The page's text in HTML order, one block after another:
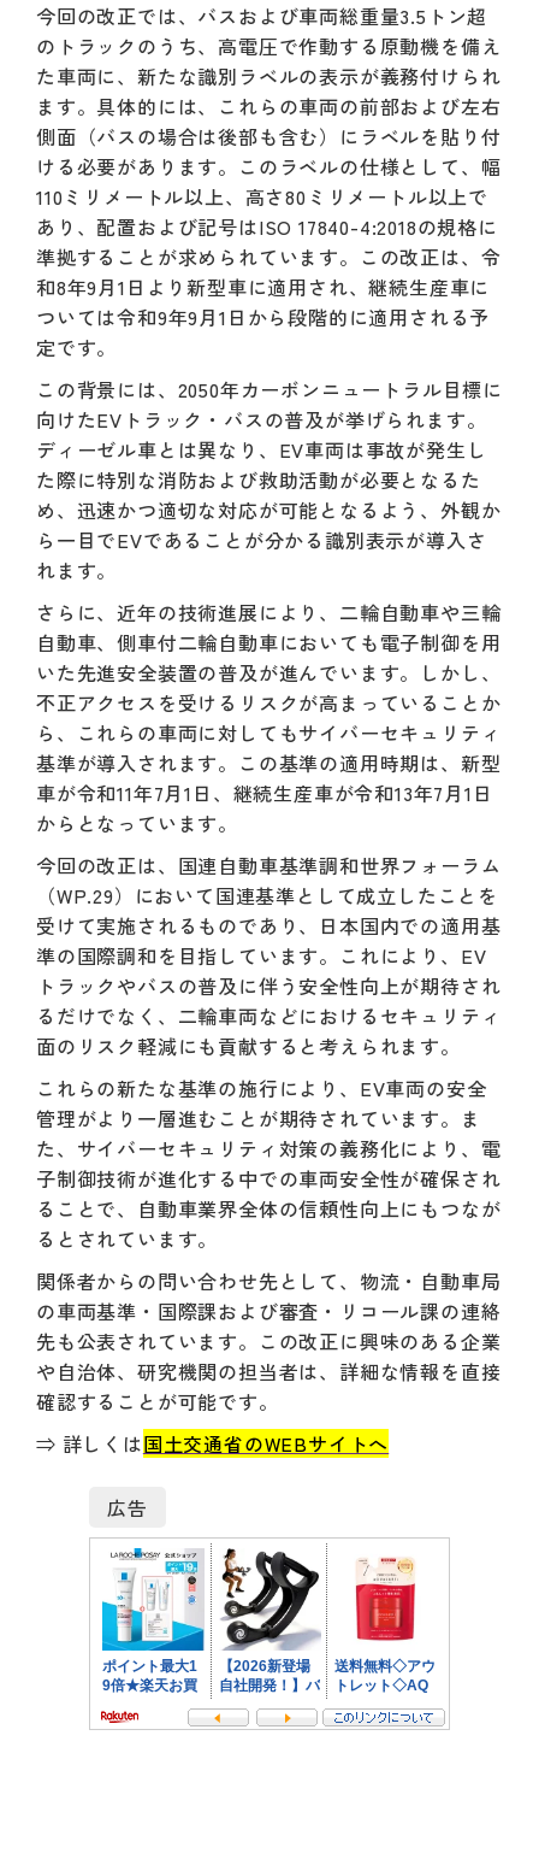
今回の改正では、バスおよび車両総重量3.5トン超
のトラックのうち、高電圧で作動する原動機を備え
た車両に、新たな識別ラベルの表示が義務付けられ
ます。具体的には、これらの車両の前部および左右
側面（バスの場合は後部も含む）にラベルを貼り付
ける必要があります。このラベルの仕様として、幅
110ミリメートル以上、高さ80ミリメートル以上で
あり、配置および記号はISO 17840-4:2018の規格に
準拠することが求められています。この改正は、令
和8年9月1日より新型車に適用され、継続生産車に
ついては令和9年9月1日から段階的に適用される予
定です。
この背景には、2050年カーボンニュートラル目標に
向けたEVトラック・バスの普及が挙げられます。
ディーゼル車とは異なり、EV車両は事故が発生し
た際に特別な消防および救助活動が必要となるた
め、迅速かつ適切な対応が可能となるよう、外観か
ら一目でEVであることが分かる識別表示が導入さ
れます。
さらに、近年の技術進展により、二輪自動車や三輪
自動車、側車付二輪自動車においても電子制御を用
いた先進安全装置の普及が進んでいます。しかし、
不正アクセスを受けるリスクが高まっていることか
ら、これらの車両に対してもサイバーセキュリティ
基準が導入されます。この基準の適用時期は、新型
車が令和11年7月1日、継続生産車が令和13年7月1日
からとなっています。
今回の改正は、国連自動車基準調和世界フォーラム
（WP.29）において国連基準として成立したことを
受けて実施されるものであり、日本国内での適用基
準の国際調和を目指しています。これにより、EV
トラックやバスの普及に伴う安全性向上が期待され
るだけでなく、二輪車両などにおけるセキュリティ
面のリスク軽減にも貢献すると考えられます。
これらの新たな基準の施行により、EV車両の安全
管理がより一層進むことが期待されています。ま
た、サイバーセキュリティ対策の義務化により、電
子制御技術が進化する中での車両安全性が確保され
ることで、自動車業界全体の信頼性向上にもつなが
るとされています。
関係者からの問い合わせ先として、物流・自動車局
の車両基準・国際課および審査・リコール課の連絡
先も公表されています。この改正に興味のある企業
や自治体、研究機関の担当者は、詳細な情報を直接
確認することが可能です。
⇒ 詳しくは国土交通省のWEBサイトへ
広告